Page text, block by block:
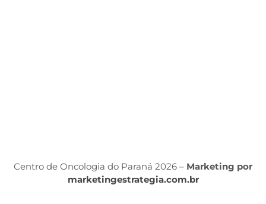
Centro de Oncologia do Paraná 2026 – Marketing por
marketingestrategia.com.br